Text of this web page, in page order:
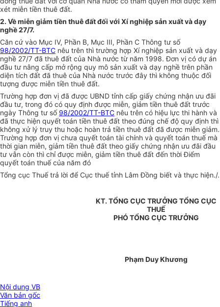
xét miễn tiền thuê đất.
2. Về miễn giảm tiền thuê đất đối với Xí nghiệp sản xuất và dạy
nghề 27/7.
Căn cứ vào Mục IV, Phần B, Mục III, Phần C Thông tư số
98/2002/TT-BTC nêu trên thì trường hợp Xí nghiệp sản xuất và dạy
nghề 27/7 đã thuê đất của Nhà nước từ năm 1998. Đơn vị có dự án
đầu tư nâng cấp mở rộng quy mô sản xuất và dạy nghề trên phần
diện tích đất đã thuê của Nhà nước trước đây thì không thuộc đối
tượng được miễn tiền thuê đất.
Trường hợp đơn vị đã được UBND tỉnh cấp giấy chứng nhận ưu đãi
đầu tư, trong đó có quy định được miễn, giảm tiền thuê đất trước
ngày Thông tư số 98/2002/TT-BTC nêu trên có hiệu lực thi hành và
đã thực hiện quyết toán tiền thuê đất theo đúng chế độ quy định thì
không xử lý truy thu hoặc hoàn trả tiền thuê đất đã được miễn giảm.
Trường hợp đơn vị chưa quyết toán tài chính và quyết toán thuế mà
thời gian miễn, giảm tiền thuê đất theo giấy chứng nhận ưu đãi đầu
tư vẫn còn thì chỉ được miễn, giảm tiền thuê đất đến thời Điểm
quyết toán thuế của năm đó
Tổng cục Thuế trả lời để Cục thuế tỉnh Lâm Đồng biết và thực hiện./.
KT. TỔNG CỤC TRƯỞNG TỔNG CỤC
THUẾ
PHÓ TỔNG CỤC TRƯỞNG
Phạm Duy Khương
Nội dung VB
Văn bản gốc
Tiếng anh